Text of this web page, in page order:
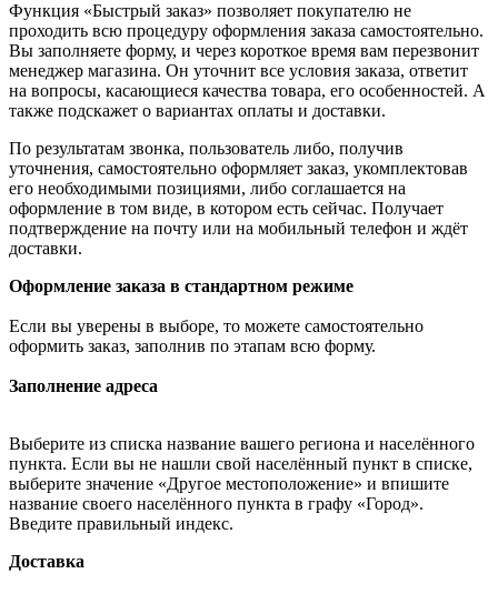
Функция «Быстрый заказ» позволяет покупателю не
проходить всю процедуру оформления заказа самостоятельно.
Вы заполняете форму, и через короткое время вам перезвонит
менеджер магазина. Он уточнит все условия заказа, ответит
на вопросы, касающиеся качества товара, его особенностей. А
также подскажет о вариантах оплаты и доставки.
По результатам звонка, пользователь либо, получив
уточнения, самостоятельно оформляет заказ, укомплектовав
его необходимыми позициями, либо соглашается на
оформление в том виде, в котором есть сейчас. Получает
подтверждение на почту или на мобильный телефон и ждёт
доставки.
Оформление заказа в стандартном режиме
Если вы уверены в выборе, то можете самостоятельно
оформить заказ, заполнив по этапам всю форму.
Заполнение адреса
Выберите из списка название вашего региона и населённого
пункта. Если вы не нашли свой населённый пункт в списке,
выберите значение «Другое местоположение» и впишите
название своего населённого пункта в графу «Город».
Введите правильный индекс.
Доставка